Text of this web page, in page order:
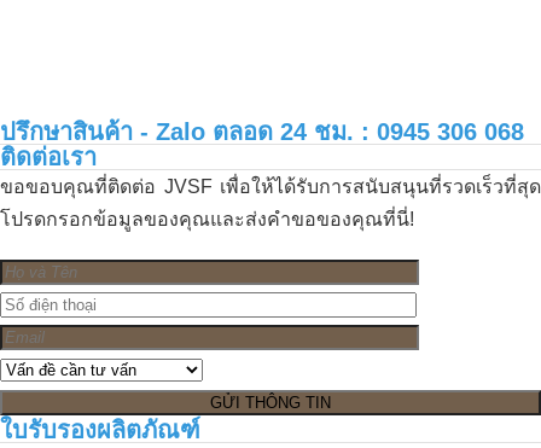
ปรึกษาสินค้า - Zalo ตลอด 24 ชม. : 0945 306 068
ติดต่อเรา
ขอขอบคุณที่ติดต่อ JVSF เพื่อให้ได้รับการสนับสนุนที่รวดเร็วที่สุด
โปรดกรอกข้อมูลของคุณและส่งคำขอของคุณที่นี่!
ใบรับรองผลิตภัณฑ์